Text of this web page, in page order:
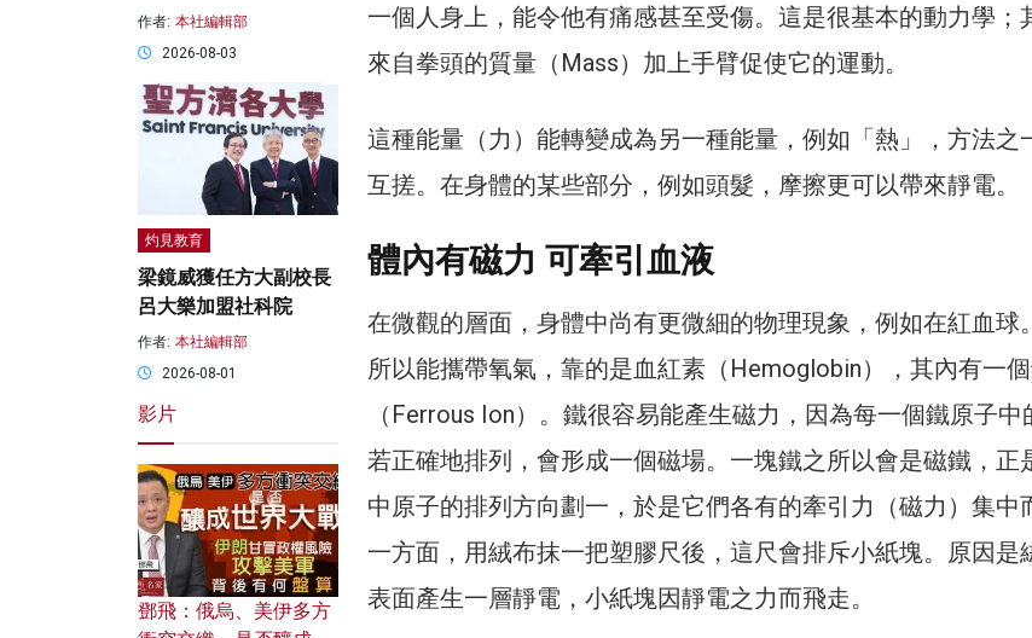
一個人身上，能令他有痛感甚至受傷。這是很基本的動力學；
來自拳頭的質量（Mass）加上手臂促使它的運動。
這種能量（力）能轉變成為另一種能量，例如「熱」，方法之
互搓。在身體的某些部分，例如頭髮，摩擦更可以帶來靜電。
體內有磁力 可牽引血液
在微觀的層面，身體中尚有更微細的物理現象，例如在紅血球
所以能攜帶氧氣，靠的是血紅素（Hemoglobin），其內有一
（Ferrous Ion）。鐵很容易能產生磁力，因為每一個鐵原子中
若正確地排列，會形成一個磁場。一塊鐵之所以會是磁鐵，正
中原子的排列方向劃一，於是它們各有的牽引力（磁力）集中
一方面，用絨布抹一把塑膠尺後，這尺會排斥小紙塊。原因是
表面產生一層靜電，小紙塊因靜電之力而飛走。
作者: 本社編輯部
2026-08-03
灼見教育
梁鏡威獲任方大副校長
呂大樂加盟社科院
作者: 本社編輯部
2026-08-01
影片
鄧飛：俄烏、美伊多方